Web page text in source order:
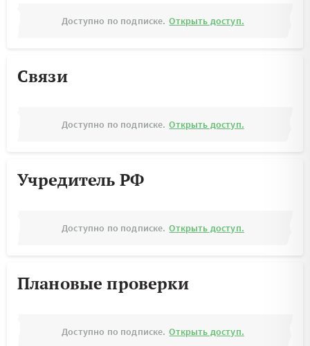
Доступно по подписке. Открыть доступ.
Связи
Доступно по подписке. Открыть доступ.
Учредитель РФ
Доступно по подписке. Открыть доступ.
Плановые проверки
Доступно по подписке. Открыть доступ.